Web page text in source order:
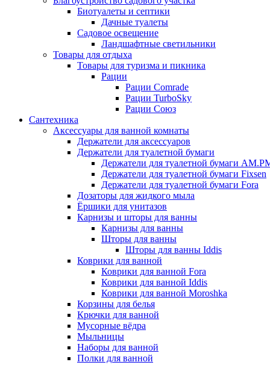
Биотуалеты и септики
Дачные туалеты
Садовое освещение
Ландшафтные светильники
Товары для отдыха
Товары для туризма и пикника
Рации
Рации Comrade
Рации TurboSky
Рации Союз
Сантехника
Аксессуары для ванной комнаты
Держатели для аксессуаров
Держатели для туалетной бумаги
Держатели для туалетной бумаги
Держатели для туалетной бумаги Fixsen
Держатели для туалетной бумаги Fora
Дозаторы для жидкого мыла
Ёршики для унитазов
Карнизы и шторы для ванны
Карнизы для ванны
Шторы для ванны
Шторы для ванны Iddis
Коврики для ванной
Коврики для ванной Fora
Коврики для ванной Iddis
Коврики для ванной Moroshka
Корзины для белья
Крючки для ванной
Мусорные вёдра
Мыльницы
Наборы для ванной
Полки для ванной